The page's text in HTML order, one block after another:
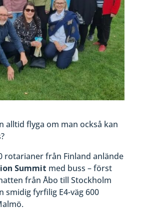
alltid flyga om man också kan
rotarianer från Finland anlände
Summit med buss – först
från Åbo till Stockholm
smidig fyrfilig E4-väg 600